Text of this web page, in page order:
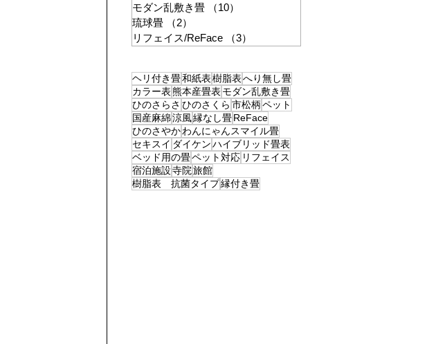
モダン乱敷き畳
（10）
琉球畳
（2）
リフェイス/ReFace
（3）
ヘリ付き畳和紙表樹脂表へり無し畳
カラー表熊本産畳表モダン乱敷き畳
ひのさらさ ひのさくら 市松柄ペット
国産麻綿涼風縁なし畳ReFace
ひのさやかわんにゃんスマイル畳
セキスイ ダイケンハイブリッド畳表
ベッド用の畳ペット対応 リフェイス
宿泊施設寺院旅館
樹脂表 抗菌タイプ縁付き畳